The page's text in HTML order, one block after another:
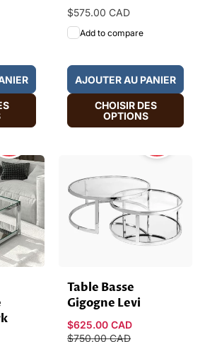
Prix
habituel
$575.00 CAD
Add to compare
AJOUTER AU PANIER
CHOISIR DES
OPTIONS
HOT
Table Basse
Gigogne Levi
Prix
promotionnel
$625.00 CAD
$750.00 CAD